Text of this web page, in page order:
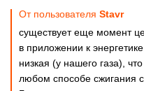
От пользователя Stavr
существует еще момент
в приложении к
низкая (у нашего газа),
любом способе сжигания